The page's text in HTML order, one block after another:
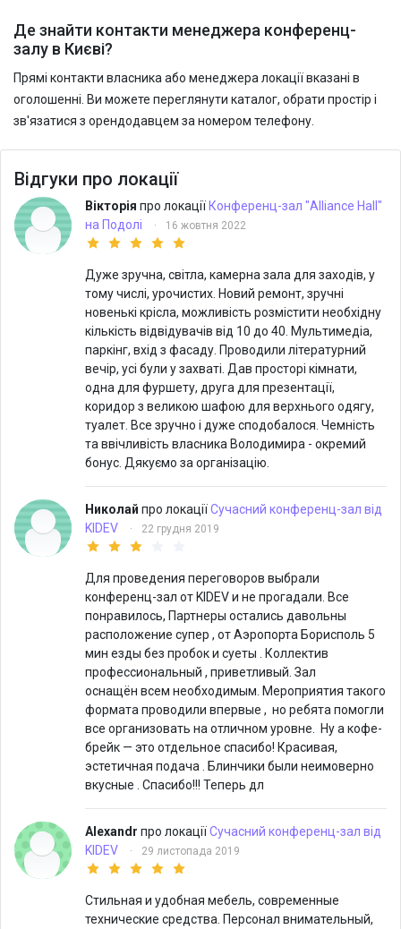
Де знайти контакти менеджера конференц-
залу в Києві?
Прямі контакти власника або менеджера локації вказані в
оголошенні. Ви можете переглянути каталог, обрати простір і
зв'язатися з орендодавцем за номером телефону.
Відгуки про локації
Вікторія про локаціїКонференц-зал "Alliance Hall"
на Подолі
· 16 жовтня 2022
Дуже зручна, світла, камерна зала для заходів, у
тому числі, урочистих. Новий ремонт, зручні
новенькі крісла, можливість розмістити необхідну
кількість відвідувачів від 10 до 40. Мультимедіа,
паркінг, вхід з фасаду. Проводили літературний
вечір, усі були у захваті. Дав просторі кімнати,
одна для фуршету, друга для презентації,
коридор з великою шафою для верхнього одягу,
туалет. Все зручно і дуже сподобалося. Чемність
та ввічливість власника Володимира - окремий
бонус. Дякуємо за організацію.
Николай про локаціїСучасний конференц-зал від
KIDEV
· 22 грудня 2019
Для проведения переговоров выбрали
конференц-зал от KIDEV и не прогадали. Все
понравилось, Партнеры остались давольны
расположение супер , от Аэропорта Борисполь 5
мин езды без пробок и суеты . Коллектив
профессиональный , приветливый. Зал
оснащён всем необходимым. Мероприятия такого
формата проводили впервые , но ребята помогли
все организовать на отличном уровне. Ну а кофе-
брейк — это отдельное спасибо! Красивая,
эстетичная подача . Блинчики были неимоверно
вкусные . Спасибо!!! Теперь дл
Alexandr про локаціїСучасний конференц-зал від
KIDEV
· 29 листопада 2019
Стильная и удобная мебель, современные
технические средства. Персонал внимательный,